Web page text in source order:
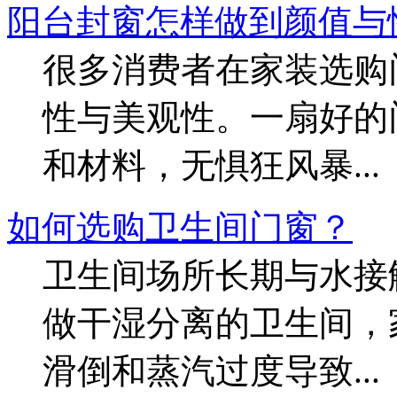
阳台封窗怎样做到颜值
很多消费者在家装选
性与美观性。一扇好
和材料，无惧狂风暴...
如何选购卫生间门窗？
卫生间场所长期与水
做干湿分离的卫生间
滑倒和蒸汽过度导致...